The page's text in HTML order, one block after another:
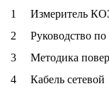
1
Измеритель
2
Руководство
3
Методика
4
Кабель сетевой